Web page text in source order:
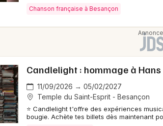
Chanson française à Besançon
Candlelight : hommage à
11/09/2026 → 05/02/2027
Temple du Saint-Esprit - Besançon
⭐ Candlelight t'offre des expériences
bougie. Achète tes billets dès maintenant